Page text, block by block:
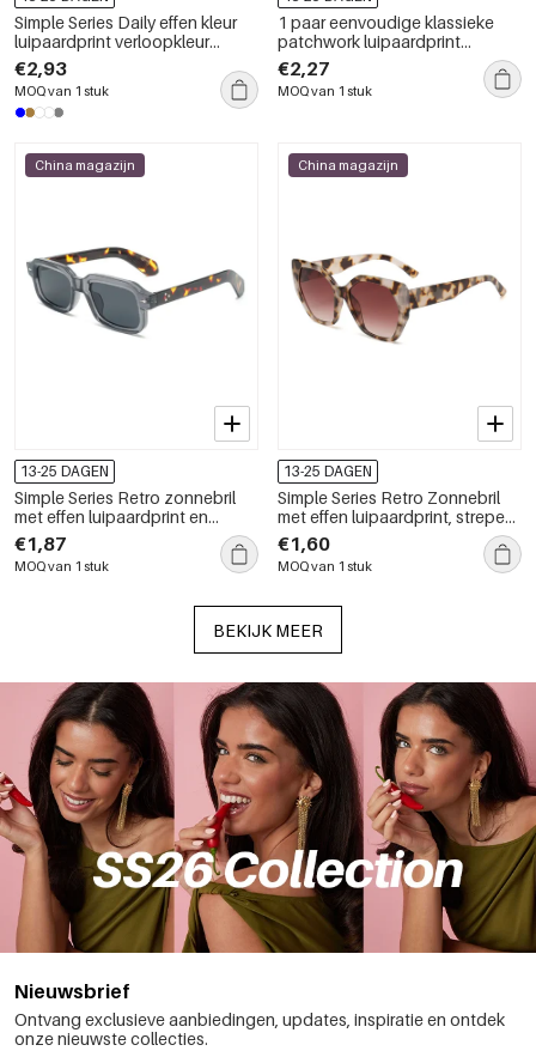
Simple Series Daily effen kleur
luipaardprint verloopkleur
unisex zonnebril
€2,93
MOQ van 1 stuk
1 paar eenvoudige klassieke
patchwork luipaardprint
gemengde kleuren
dameszonnebrillen
€2,27
MOQ van 1 stuk
China magazijn
13-25 DAGEN
Simple Series Retro zonnebril
met effen luipaardprint en
gemengde kleuren
€1,87
MOQ van 1 stuk
China magazijn
13-25 DAGEN
Simple Series Retro Zonnebril
met effen luipaardprint, strepen
en kleurverloop
€1,60
MOQ van 1 stuk
BEKIJK MEER
Nieuwsbrief
Ontvang exclusieve aanbiedingen, updates, inspiratie en ontdek
onze nieuwste collecties.